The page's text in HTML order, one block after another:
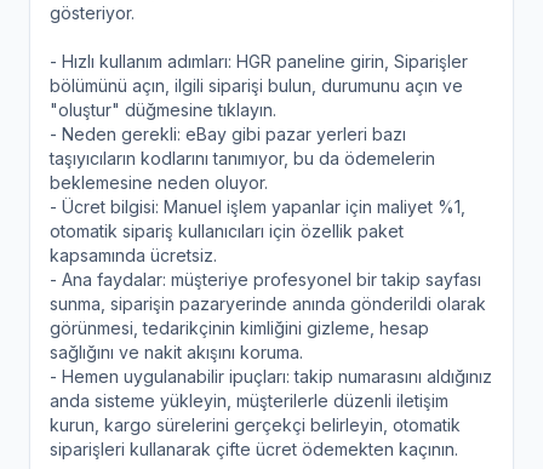
gösteriyor.
- Hızlı kullanım adımları: HGR paneline girin, Siparişler
bölümünü açın, ilgili siparişi bulun, durumunu açın ve
"oluştur" düğmesine tıklayın.
- Neden gerekli: eBay gibi pazar yerleri bazı
taşıyıcıların kodlarını tanımıyor, bu da ödemelerin
beklemesine neden oluyor.
- Ücret bilgisi: Manuel işlem yapanlar için maliyet %1,
otomatik sipariş kullanıcıları için özellik paket
kapsamında ücretsiz.
- Ana faydalar: müşteriye profesyonel bir takip sayfası
sunma, siparişin pazaryerinde anında gönderildi olarak
görünmesi, tedarikçinin kimliğini gizleme, hesap
sağlığını ve nakit akışını koruma.
- Hemen uygulanabilir ipuçları: takip numarasını aldığınız
anda sisteme yükleyin, müşterilerle düzenli iletişim
kurun, kargo sürelerini gerçekçi belirleyin, otomatik
siparişleri kullanarak çifte ücret ödemekten kaçının.